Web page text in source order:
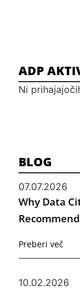
ADP
Ni
BLOG
07.07.2026
Why Data
Preberi več
10.02.2026